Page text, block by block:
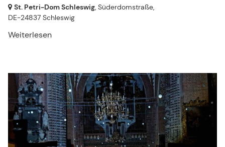
St. Petri-Dom Schleswig, Süderdomstraße,
DE-24837 Schleswig
Weiterlesen